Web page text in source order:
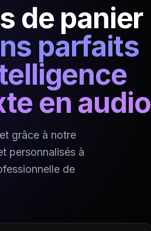
de panier
parfaits
en audio
grâce à notre
personnalisés à
de